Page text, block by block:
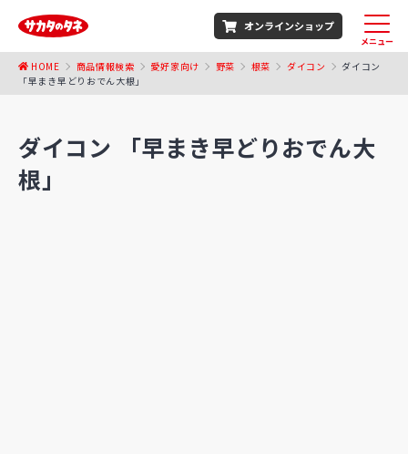
オンラインショップ
メニュー
HOME 商品情報検索 愛好家向け 野菜 根菜 ダイコン
ダイコン
「早まき早どりおでん大根」
ダイコン 「早まき早どりおでん大
根」